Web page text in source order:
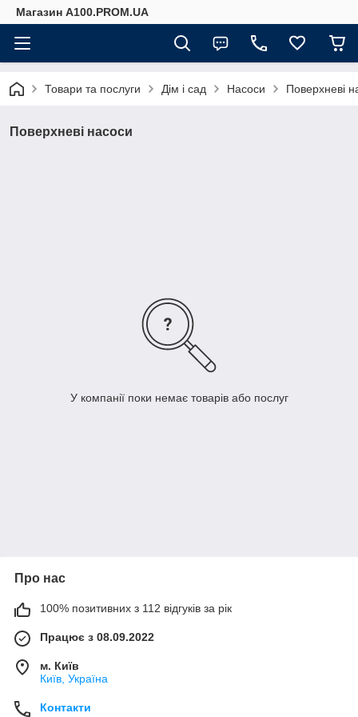
Магазин A100.PROM.UA
Товари та послуги Дім і сад Насоси Поверхневі
Поверхневі насоси
У компанії поки немає товарів або послуг
Про нас
100% позитивних з 112 відгуків за рік
Працює з 08.09.2022
м. Київ
Київ, Україна
Контакти